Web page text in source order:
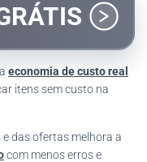
economia de custo real
itens sem custo na
das ofertas melhora a
com menos erros e